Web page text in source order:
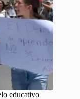
educativo